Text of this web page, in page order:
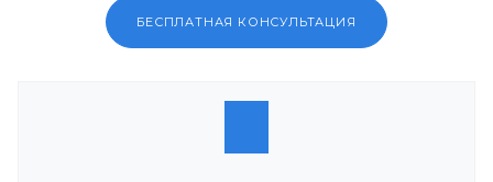
БЕСПЛАТНАЯ КОНСУЛЬТАЦИЯ